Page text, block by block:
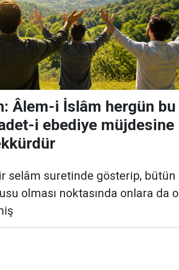
Âlem-i İslâm hergün bu
i ebediye müjdesine
selâm suretinde gösterip, bütün
olması noktasında onlara da o